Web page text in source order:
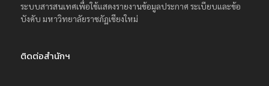
ระบบสารสนเทศเพื่อใช้แสดงรายงานข้อมูลประกาศ ระเบียบและข้อ
บังคับ มหาวิทยาลัยราชภัฏเชียงใหม่
ติดต่อสำนักฯ